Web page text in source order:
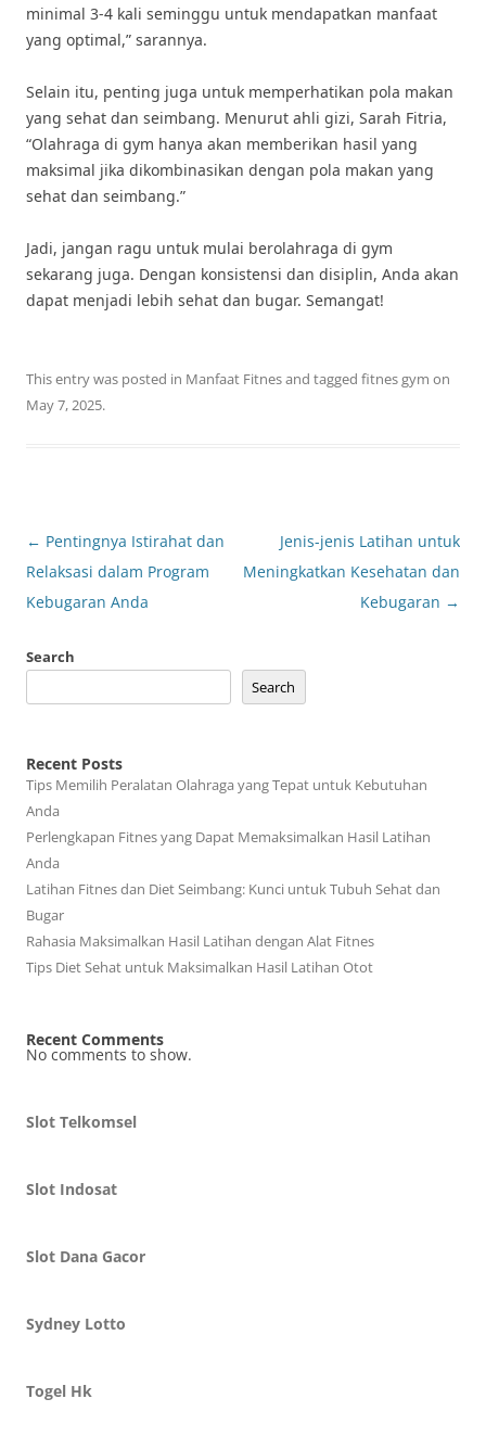
minimal 3-4 kali seminggu untuk mendapatkan manfaat
yang optimal,” sarannya.
Selain itu, penting juga untuk memperhatikan pola makan
yang sehat dan seimbang. Menurut ahli gizi, Sarah Fitria,
“Olahraga di gym hanya akan memberikan hasil yang
maksimal jika dikombinasikan dengan pola makan yang
sehat dan seimbang.”
Jadi, jangan ragu untuk mulai berolahraga di gym
sekarang juga. Dengan konsistensi dan disiplin, Anda akan
dapat menjadi lebih sehat dan bugar. Semangat!
This entry was posted in Manfaat Fitnesand tagged fitnes gym on
May 7, 2025.
Post
navigation
← Pentingnya Istirahat dan
Relaksasi dalam Program
Kebugaran Anda
Jenis-jenis Latihan untuk
Meningkatkan Kesehatan dan
Kebugaran →
Search
Search
Recent Posts
Tips Memilih Peralatan Olahraga yang Tepat untuk Kebutuhan
Anda
Perlengkapan Fitnes yang Dapat Memaksimalkan Hasil Latihan
Anda
Latihan Fitnes dan Diet Seimbang: Kunci untuk Tubuh Sehat dan
Bugar
Rahasia Maksimalkan Hasil Latihan dengan Alat Fitnes
Tips Diet Sehat untuk Maksimalkan Hasil Latihan Otot
Recent Comments
No comments to show.
Slot Telkomsel
Slot Indosat
Slot Dana Gacor
Sydney Lotto
Togel Hk